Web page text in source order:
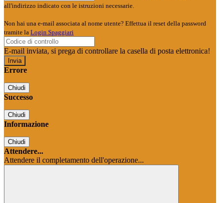
all'indirizzo indicato con le istruzioni necessarie.
Non hai una e-mail associata al nome utente? Effettua il reset della password
tramite la Login Spaggiari
E-mail inviata, si prega di controllare la casella di posta elettronica!
Errore
Chiudi
Successo
Chiudi
Informazione
Chiudi
Attendere...
Attendere il completamento dell'operazione...